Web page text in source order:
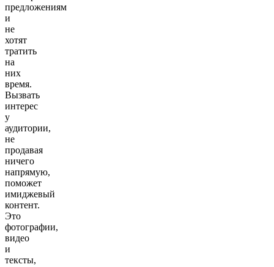
предложениям
и
не
хотят
тратить
на
них
время.
Вызвать
интерес
у
аудитории,
не
продавая
ничего
напрямую,
поможет
имиджевый
контент.
Это
фотографии,
видео
и
тексты,